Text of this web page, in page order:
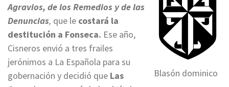
Blasón dominico
Agravios, de los Remedios y de las
Denuncias, que le costará la
destitución a Fonseca. Ese año,
Cisneros envió a tres frailes
jerónimos a La Española para su
gobernación y decidió que Las